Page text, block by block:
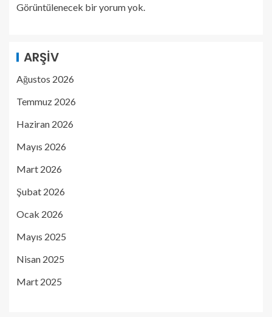
Görüntülenecek bir yorum yok.
ARŞIV
Ağustos 2026
Temmuz 2026
Haziran 2026
Mayıs 2026
Mart 2026
Şubat 2026
Ocak 2026
Mayıs 2025
Nisan 2025
Mart 2025